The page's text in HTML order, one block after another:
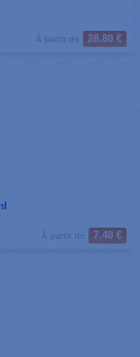
28.80 €
7.40 €